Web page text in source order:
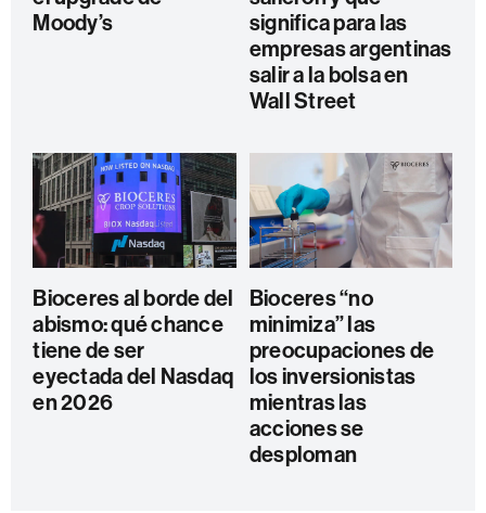
Moody’s
significa para las
empresas argentinas
salir a la bolsa en
Wall Street
Bioceres al borde del
abismo: qué chance
tiene de ser
eyectada del Nasdaq
en 2026
Bioceres “no
minimiza” las
preocupaciones de
los inversionistas
mientras las
acciones se
desploman